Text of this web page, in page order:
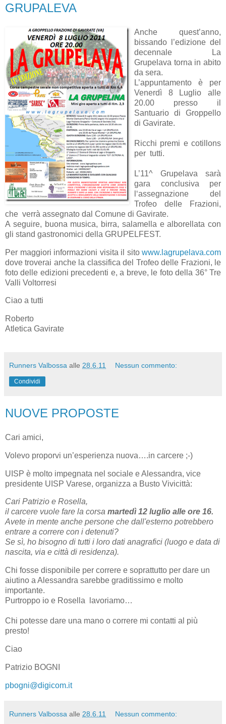
GRUPALEVA
Anche quest’anno,
bissando l’edizione del
decennale La
Grupelava torna in abito
da sera.
L’appuntamento è per
Venerdì 8 Luglio alle
20.00 presso il
Santuario di Groppello
di Gavirate.
Ricchi premi e cotillons
per tutti.
L’11^ Grupelava sarà
gara conclusiva per
l‘assegnazione del
Trofeo delle Frazioni,
che verrà assegnato dal Comune di Gavirate.
A seguire, buona musica, birra, salamella e alborellata con
gli stand gastronomici della GRUPELFEST.
Per maggiori informazioni visita il sito www.lagrupelava.com
dove troverai anche la classifica del Trofeo delle Frazioni, le
foto delle edizioni precedenti e, a breve, le foto della 36° Tre
Valli Voltorresi
Ciao a tutti
Roberto
Atletica Gavirate
Runners Valbossa alle 28.6.11 Nessun commento:
Condividi
NUOVE PROPOSTE
Cari amici,
Volevo proporvi un’esperienza nuova….in carcere ;-)
UISP è molto impegnata nel sociale e Alessandra, vice
presidente UISP Varese, organizza a Busto Vivicittà:
Cari Patrizio e Rosella,
il carcere vuole fare la corsa martedì 12 luglio alle ore 16.
Avete in mente anche persone che dall'esterno potrebbero
entrare a correre con i detenuti?
Se sì, ho bisogno di tutti i loro dati anagrafici (luogo e data di
nascita, via e città di residenza).
Chi fosse disponibile per correre e soprattutto per dare un
aiutino a Alessandra sarebbe graditissimo e molto
importante.
Purtroppo io e Rosella lavoriamo…
Chi potesse dare una mano o correre mi contatti al più
presto!
Ciao
Patrizio BOGNI
pbogni@digicom.it
Runners Valbossa alle 28.6.11 Nessun commento: